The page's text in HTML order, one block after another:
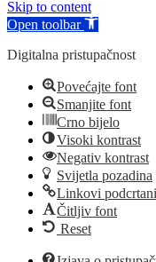
Skip to content
Open toolbar
Digitalna pristupačnost
Povećajte font
Smanjite font
Crno bijelo
Visoki kontrast
Negativ kontrast
Svijetla pozadina
Linkovi podcrtani
Čitljiv font
Reset